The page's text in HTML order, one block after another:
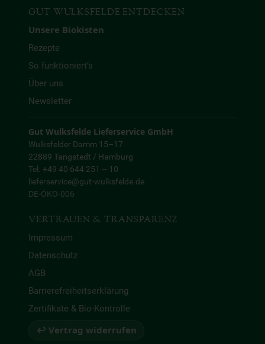
GUT WULKSFELDE ENTDECKEN
Unsere Biokisten
Rezepte
So funktioniert’s
Über uns
Newsletter
Gut Wulksfelde Lieferservice GmbH
Wulksfelder Damm 15–17
22889 Tangstedt / Hamburg
Tel. +49 40 644 251 – 10
lieferservice@gut-wulksfelde.de
DE-ÖKO-006
VERTRAUEN & TRANSPARENZ
Impressum
Datenschutz
AGB
Barrierefreiheitserklärung
Zertifikate & Bio-Kontrolle
↩ Vertrag widerrufen